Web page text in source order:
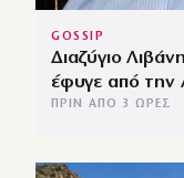
GOSSIP
Διαζύγιο
έφυγε από την
ΠΡΙΝ ΑΠΌ 3 ΏΡΕΣ